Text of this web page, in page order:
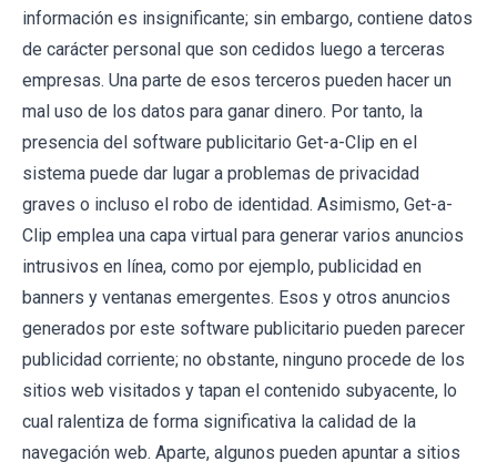
información es insignificante; sin embargo, contiene datos
de carácter personal que son cedidos luego a terceras
empresas. Una parte de esos terceros pueden hacer un
mal uso de los datos para ganar dinero. Por tanto, la
presencia del software publicitario Get-a-Clip en el
sistema puede dar lugar a problemas de privacidad
graves o incluso el robo de identidad. Asimismo, Get-a-
Clip emplea una capa virtual para generar varios anuncios
intrusivos en línea, como por ejemplo, publicidad en
banners y ventanas emergentes. Esos y otros anuncios
generados por este software publicitario pueden parecer
publicidad corriente; no obstante, ninguno procede de los
sitios web visitados y tapan el contenido subyacente, lo
cual ralentiza de forma significativa la calidad de la
navegación web. Aparte, algunos pueden apuntar a sitios